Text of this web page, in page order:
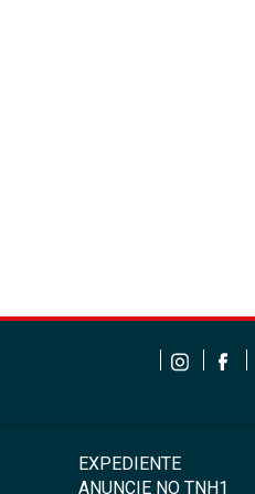
EXPEDIENTE
ANUNCIE NO TNH1